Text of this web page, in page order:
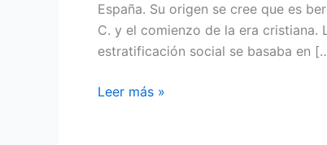
España. Su origen se cree que es
C. y el comienzo de la era cristiana.
estratificación social se basaba en
Guanches:
Leer más »